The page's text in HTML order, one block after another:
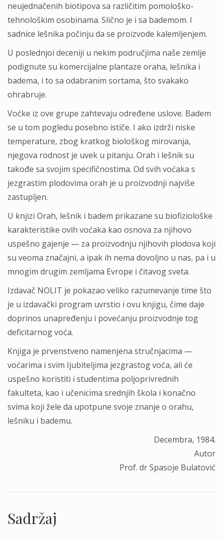
neujednačenih biotipova sa različitim pomološko-
tehnološkim osobinama. Slično je i sa bademom. I
sadnice lešnika počinju da se proizvode kalemljenjem.
U poslednjoi deceniji u nekim područjima naše zemlje
podignute su komercijalne plantaze oraha, lešnika i
badema, i to sa odabranim sortama, što svakako
ohrabruje.
Voćke iz ove grupe zahtevaju određene uslove. Badem
se u tom pogledu posebno ističe. I ako izdrži niske
temperature, zbog kratkog biološkog mirovanja,
njegova rodnost je uvek u pitanju. Orah i lešnik su
takođe sa svojim specifičnostima. Od svih voćaka s
jezgrastim plodovima orah je u proizvodnji najviše
zastupljen.
U knjizi Orah, lešnik i badem prikazane su biofiziološke
karakteristike ovih voćaka kao osnova za njihovo
uspešno gajenje — za proizvodnju njihovih plodova koji
su veoma značajni, a ipak ih nema dovoljno u nas, pa i u
mnogim drugim zemljama Evrope i čitavog sveta.
Izdavač NOLIT je pokazao veliko razumevanje time što
je u izdavački program uvrstio i ovu knjigu, čime daje
doprinos unapređenju i povećanju proizvodnje tog
deficitarnog voća.
Knjiga je prvenstveno namenjena stručnjacima —
voćarima i svim Ijubiteljima jezgrastog voća, ali će
uspešno koristiti i studentima poljoprivrednih
fakulteta, kao i učenicima srednjih škola i konačno
svima koji žele da upotpune svoje znanje o orahu,
lešniku i bademu.
Decembra, 1984.
Autor
Prof. dr Spasoje Bulatović
Sadržaj